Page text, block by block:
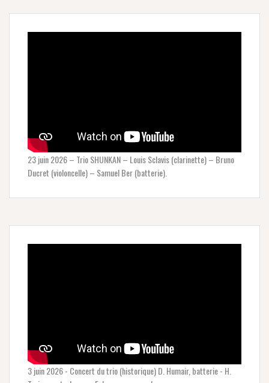
23 juin 2026 – Trio SHUNKAN – Louis Sclavis (clarinette) – Bruno
Ducret (violoncelle) – Samuel Ber (batterie).
3 juin 2026 - Concert du trio (historique) D. Humair, batterie - H.